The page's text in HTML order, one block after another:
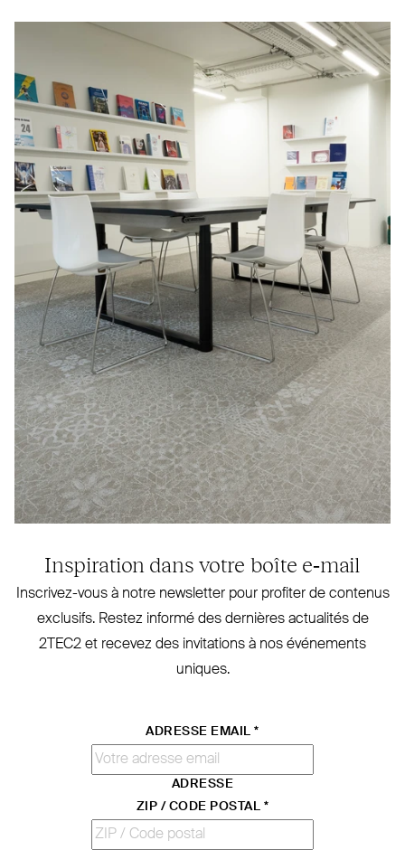
Inspiration dans votre boîte e‑mail
Inscrivez-vous à notre newsletter pour profiter de contenus
exclusifs. Restez informé des dernières actualités de
2TEC2 et recevez des invi­tations à nos évé­nements
uniques.
ADRESSE EMAIL*
ADRESSE
ZIP / CODE POSTAL *